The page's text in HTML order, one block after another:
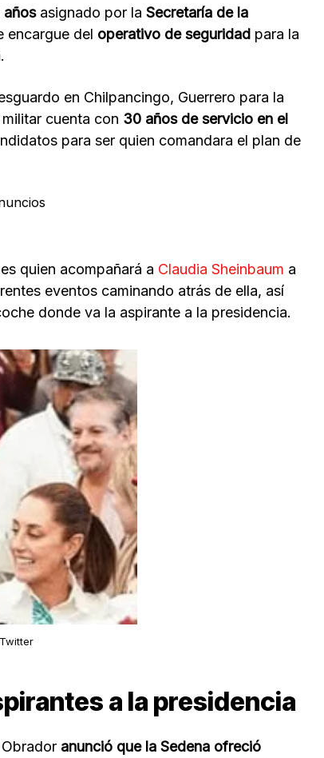
añosasignado por la Secretaría de la
encargue del operativo de seguridad para la
.
en Chilpancingo, Guerrero para la
cuenta con 30 años de servicio en el
para ser quien comandara el plan de
quien acompañará a Claudia Sheinbaum a
eventos caminando atrás de ella, así
donde va la aspirante a la presidencia.
Twitter
a la presidencia
anunció que la Sedena ofreció